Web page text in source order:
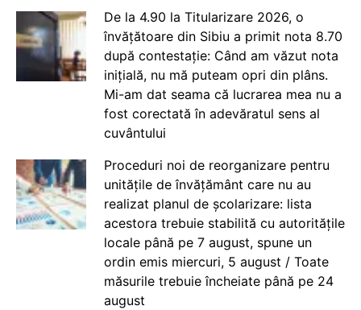
De la 4.90 la Titularizare 2026, o
învățătoare din Sibiu a primit nota 8.70
după contestație: Când am văzut nota
inițială, nu mă puteam opri din plâns.
Mi-am dat seama că lucrarea mea nu a
fost corectată în adevăratul sens al
cuvântului
Proceduri noi de reorganizare pentru
unitățile de învățământ care nu au
realizat planul de școlarizare: lista
acestora trebuie stabilită cu autoritățile
locale până pe 7 august, spune un
ordin emis miercuri, 5 august / Toate
măsurile trebuie încheiate până pe 24
august